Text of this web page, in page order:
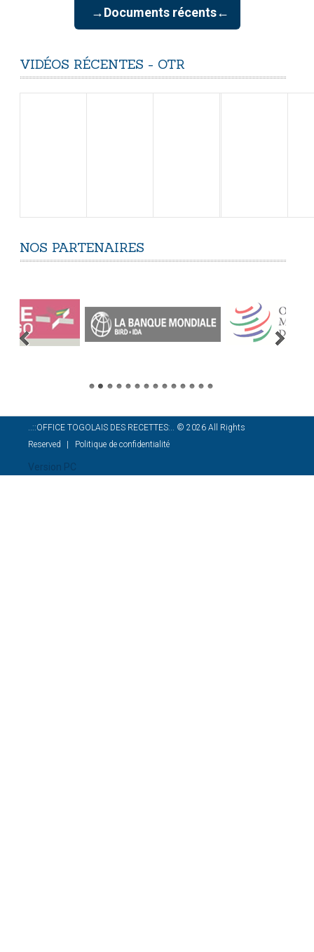
→Documents récents←
VIDÉOS RÉCENTES - OTR
NOS PARTENAIRES
..::OFFICE TOGOLAIS DES RECETTES:.. © 2026 All Rights
Reserved
Politique de confidentialité
Version PC